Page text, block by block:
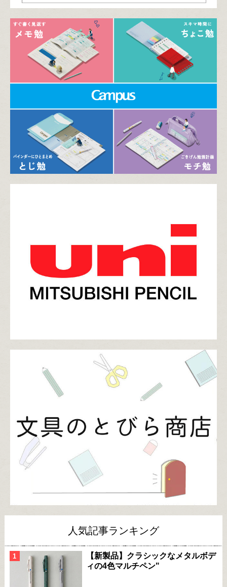
人気記事ランキング
【新製品】クラシックなメタルボデ
ィの4色マルチペン"